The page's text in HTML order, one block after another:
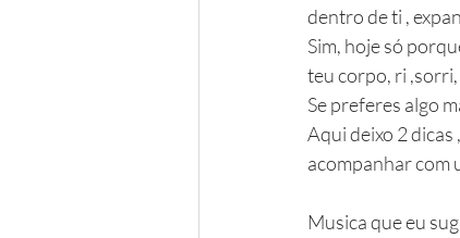
dentro de ti ,
Sim, hoje só
teu corpo, ri
Se preferes algo
Aqui deixo 2 dicas
acompanhar com
Musica que eu